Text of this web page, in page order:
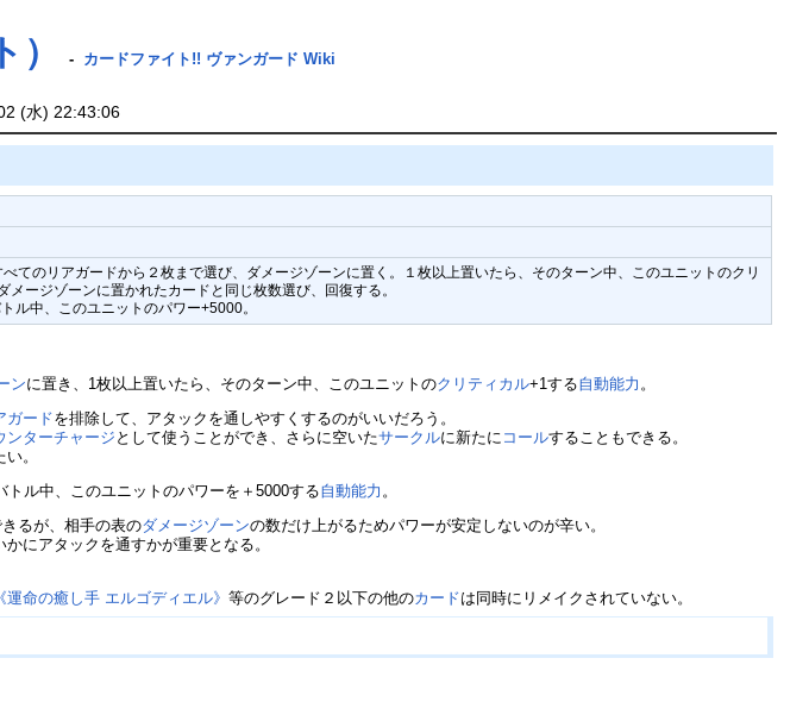
- カードファイト!! ヴァンガード Wiki
(水) 22:43:06
てのリアガードから２枚まで選び、ダメージゾーンに置く。１枚以上置いたら、そのターン中、このユニットのクリ
ージゾーンに置かれたカードと同じ枚数選び、回復する。
ル中、このユニットのパワー+5000。
ンに置き、1枚以上置いたら、そのターン中、このユニットのクリティカル+1する自動能力 。
ガードを排除して、アタックを通しやすくするのがいいだろう。
ンターチャージ として使うことができ、さらに空いたサークルに新たに コールすることもできる。
。
トル中、このユニットのパワーを＋5000する自動能力 。
るが、相手の表のダメージゾーンの数だけ上がるためパワーが安定しないのが辛い。
にアタックを通すかが重要となる。
《運命の癒し手 エルゴディエル》等のグレード２以下の他のカードは同時にリメイクされていない。